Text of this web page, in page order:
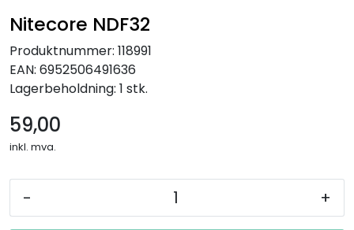
Nitecore NDF32
Produktnummer: 118991
EAN: 6952506491636
Lagerbeholdning: 1 stk.
59,00
inkl. mva.
- +